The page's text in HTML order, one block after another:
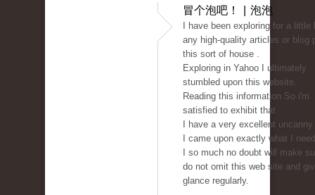
冒个泡吧！ | 泡泡
I have been exploring for a little
any high-quality articles or blog
this sort of house .
Exploring in Yahoo I ultimately
stumbled upon this website.
Reading this information So i'm
satisfied to exhibit that
I have a very excellent
I came upon exactly what I
I so much no doubt will make
do not omit this web site and
glance regularly.